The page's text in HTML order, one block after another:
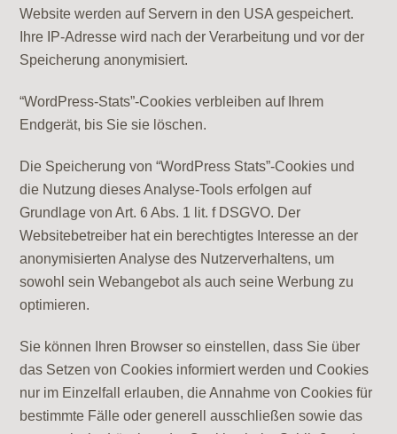
Website werden auf Servern in den USA gespeichert.
Ihre IP-Adresse wird nach der Verarbeitung und vor der
Speicherung anonymisiert.
“WordPress-Stats”-Cookies verbleiben auf Ihrem
Endgerät, bis Sie sie löschen.
Die Speicherung von “WordPress Stats”-Cookies und
die Nutzung dieses Analyse-Tools erfolgen auf
Grundlage von Art. 6 Abs. 1 lit. f DSGVO. Der
Websitebetreiber hat ein berechtigtes Interesse an der
anonymisierten Analyse des Nutzerverhaltens, um
sowohl sein Webangebot als auch seine Werbung zu
optimieren.
Sie können Ihren Browser so einstellen, dass Sie über
das Setzen von Cookies informiert werden und Cookies
nur im Einzelfall erlauben, die Annahme von Cookies für
bestimmte Fälle oder generell ausschließen sowie das